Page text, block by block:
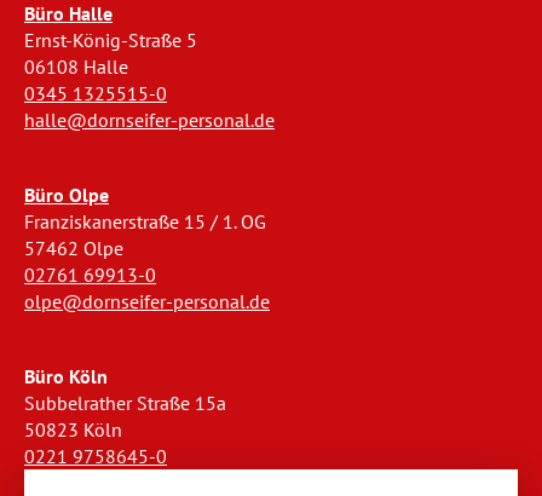
Büro Halle
Ernst-König-Straße 5
06108 Halle
0345 1325515-0
halle@dornseifer-personal.de
Büro Olpe
Franziskanerstraße 15 / 1. OG
57462 Olpe
02761 69913-0
olpe@dornseifer-personal.de
Büro Köln
Subbelrather Straße 15a
50823 Köln
0221 9758645-0